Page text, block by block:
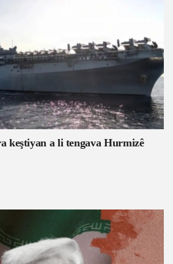
keştiyan a li tengava Hurmizê